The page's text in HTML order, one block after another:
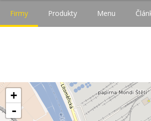
Firmy Produkty Menu
+
-